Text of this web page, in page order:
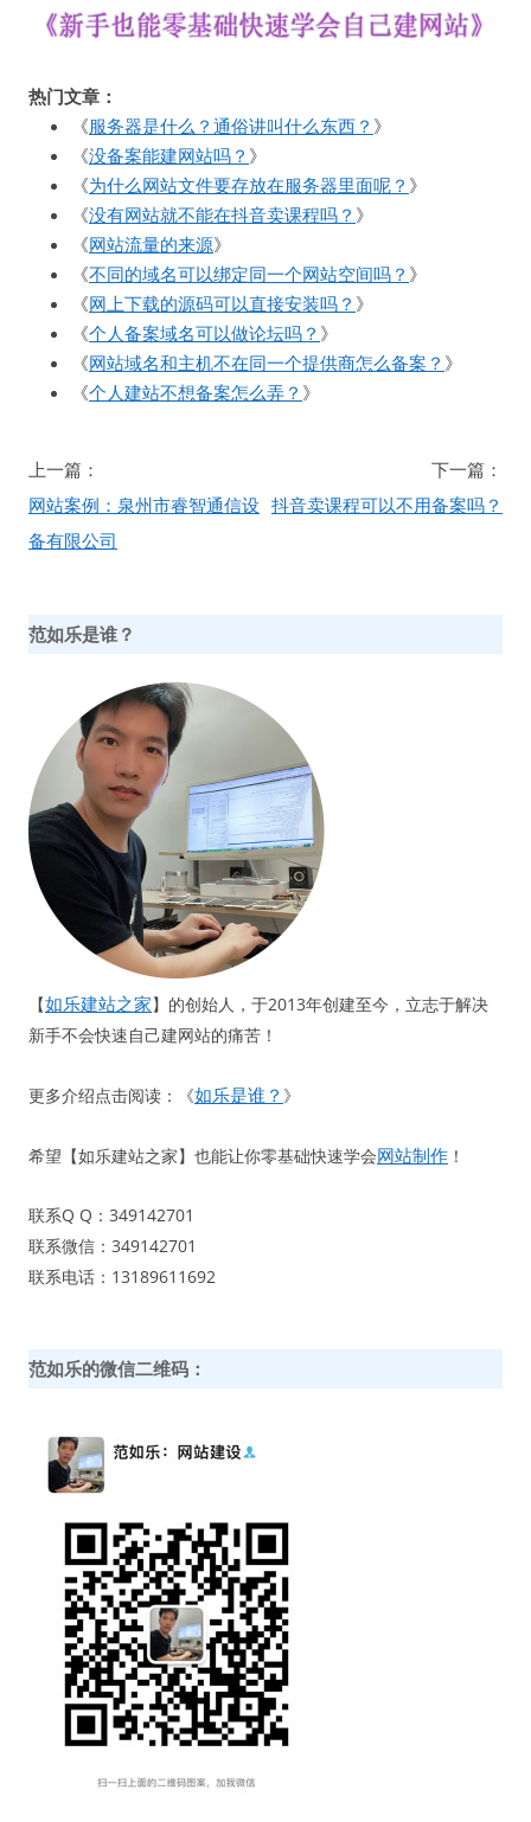
热门文章：
《服务器是什么？通俗讲叫什么东西？ 》
《没备案能建网站吗？ 》
《为什么网站文件要存放在服务器里面呢？ 》
《没有网站就不能在抖音卖课程吗？ 》
《网站流量的来源》
《不同的域名可以绑定同一个网站空间吗？ 》
《网上下载的源码可以直接安装吗？ 》
《个人备案域名可以做论坛吗？ 》
《网站域名和主机不在同一个提供商怎么备案？ 》
《个人建站不想备案怎么弄？ 》
文
章
导
上一篇：
网站案例：泉州市睿智通信设
备有限公司
下一篇：
抖音卖课程可以不用备案吗？
范如乐是谁？
【如乐建站之家】的创始人，于2013年创建至今，立志于解决
新手不会快速自己建网站的痛苦！
更多介绍点击阅读：《如乐是谁？ 》
希望【如乐建站之家】也能让你零基础快速学会网站制作 ！
联系Q Q：349142701
联系微信：349142701
联系电话：13189611692
范如乐的微信二维码：